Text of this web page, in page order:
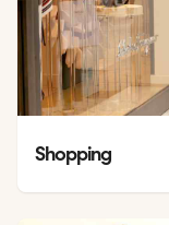
Shopping